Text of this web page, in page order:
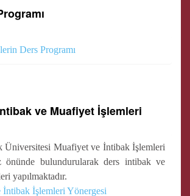
Ders Programı
ve Muafiyet İşlemleri
Üniversitesi Muafiyet ve İntibak İşlemleri
önünde bulundurularak ders intibak ve
yapılmaktadır.
İşlemleri Yönergesi